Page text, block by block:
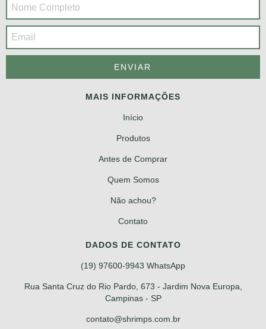
MAIS INFORMAÇÕES
Início
Produtos
Antes de Comprar
Quem Somos
Não achou?
Contato
DADOS DE CONTATO
(19) 97600-9943 WhatsApp
Rua Santa Cruz do Rio Pardo, 673 - Jardim Nova Europa,
Campinas - SP
contato@shrimps.com.br